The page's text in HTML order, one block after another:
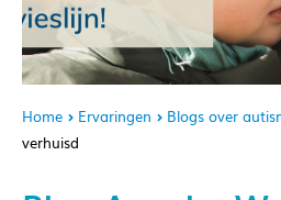
Home Ervaringen Blogs over
verhuisd